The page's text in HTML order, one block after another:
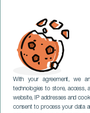
With your agreement, we
technologies to store, access,
website, IP addresses and
consent to process your data